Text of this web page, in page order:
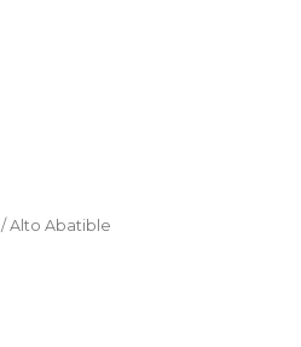
/ Alto Abatible